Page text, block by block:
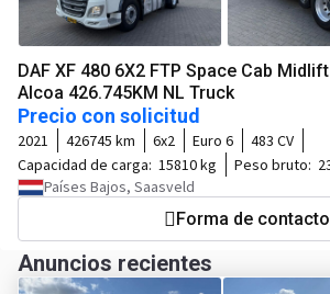
DAF XF 480 6X2 FTP Space Cab
Alcoa 426.745KM NL Truck
Precio con solicitud
2021 426745 km 6x2 Euro 6
483 CV
Capacidad de carga: 15810 kg Peso bruto:
Países Bajos, Saasveld
Forma de contacto
Anuncios recientes